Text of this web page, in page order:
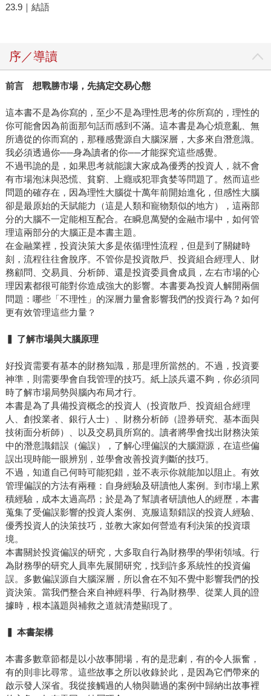
23.9｜結語
序／導讀
前言 想戰勝市場，先搞定交易心態
這本書不是為你寫的，至少不是為理性思考的你所寫的，理性的
你可能會因為前面那句話而感到不滿。這本書是為心煩意亂、無
所適從的你而寫的，那種感覺源自大腦深層，大多來自潛意識。
我必須透過你──身為讀者的你──才能探究這些感覺。
不過弔詭的是，如果思考就能讓大家成為優秀的投資人，就不會
有市場泡沫與恐慌、貧窮、上癮或犯罪貪婪等問題了。然而這些
問題的確存在，因為理性大腦從十萬年前開始進化，但感性大腦
卻是最原始的天賦能力（這是人類和寵物類似的地方），這兩部
分的大腦不一定能相互配合。在瞬息萬變的金融市場中，如何管
理這兩部分的大腦正是本書主題。
在金融業裡，投資決策大多是依循理性流程，但是到了關鍵時
刻，流程往往會脫序。不管你是投資散戶、投資組合經理人、財
務顧問、交易員、分析師、還是投資委員會成員，左右市場的心
理因素都很可能對你造成強大的影響。本書要為投資人解開兩個
問題：哪些「不理性」的深層力量會影響我們的投資行為？如何
更有效管理這些力量？
了解市場與大腦原理
好投資需要有基本的財務知識，那是理所當然的。不過，投資要
神準，則需要學會自我管理的技巧。紙上談兵還不夠，你必須同
時了解市場局勢與腦內布局才行。
本書是為了具備投資概念的投資人（投資散戶、投資組合經理
人、創投業者、銀行人士）、財務分析師（證券研究、基本面與
技術面分析師）、以及交易員所寫的。讀者將學會找出財務決策
中的潛意識錯誤（偏誤），了解心理偏誤的大腦淵源，在這些偏
誤出現時能一眼辨別，並學會改善投資判斷的技巧。
不過，知道自己何時可能犯錯，並不表示你就能加以阻止。有效
管理偏誤的方法有兩種：自身經驗及研讀他人案例。到市場上累
積經驗，成本太過高昂；於是為了幫讀者研讀他人的經歷，本書
蒐集了受偏誤影響的投資人案例、克服這類錯誤的投資人經驗、
優秀投資人的決策技巧，並教大家如何營造有利決策的投資環
境。
本書關於投資偏誤的研究，大多取自行為財務學的學術領域。行
為財務學的研究人員率先展開研究，找到許多系統性的投資偏
誤。多數偏誤源自大腦深層，所以會在不知不覺中影響我們的投
資決策。當我們整合來自神經科學、行為財務學、從業人員的證
據時，根本議題與補救之道就清楚顯現了。
本書架構
本書多數章節都是以小故事開場，有的是悲劇，有的令人振奮，
有的則非比尋常。這些故事之所以收錄於此，是因為它們帶來的
啟示發人深省。我從接觸過的人物與聽過的案例中歸納出故事裡